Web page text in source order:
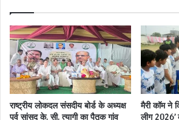
राष्ट्रीय लोकदल संसदीय बोर्ड के अध्यक्ष
पूर्व सांसद के. सी. त्यागी का पैतृक गांव
मैरी कॉम ने
लीग 2026’